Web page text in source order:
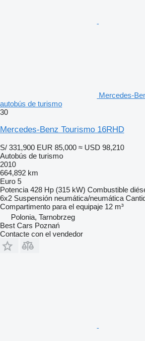
Mercedes-
autobús de turismo
30
Mercedes-Benz Tourismo 16RHD
S/ 331,900 EUR 85,000 ≈ USD 98,210
Autobús de turismo
2010
664,892 km
Euro 5
Potencia 428 Hp (315 kW) Combustible
6x2 Suspensión neumática/neumática
Compartimento para el equipaje 12 m³
Polonia, Tarnobrzeg
Best Cars Poznań
Contacte con el vendedor